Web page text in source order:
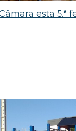
esta 5.ª